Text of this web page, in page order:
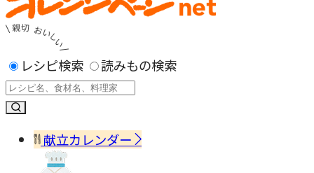
レシピ検索 読みもの検索
献立カレンダー